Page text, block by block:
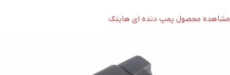
مشاهده محصول پمپ دنده ای هایتک